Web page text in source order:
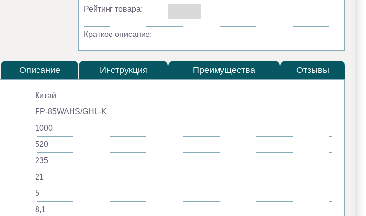
Рейтинг товара:
Краткое описание:
Описание Инструкция Преимущества Отзывы
Китай
FP-85WAHS/GHL-K
1000
520
235
21
5
8,1